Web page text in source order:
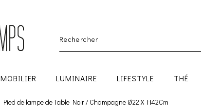
MOBILIER LUMINAIRE LIFESTYLE THÉ
Pied de lampe de Table Noir / Champagne Ø22 X H42Cm